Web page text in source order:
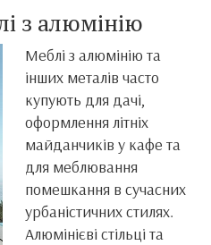
з алюмінію
Меблі з алюмінію та
інших металів часто
купують для дачі,
оформлення літніх
майданчиків у кафе та
для меблювання
помешкання в сучасних
урбаністичних стилях.
Алюмінієві стільці та